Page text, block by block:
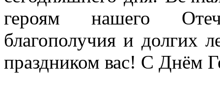
героям нашего
благополучия и долгих
праздником вас! С Днём